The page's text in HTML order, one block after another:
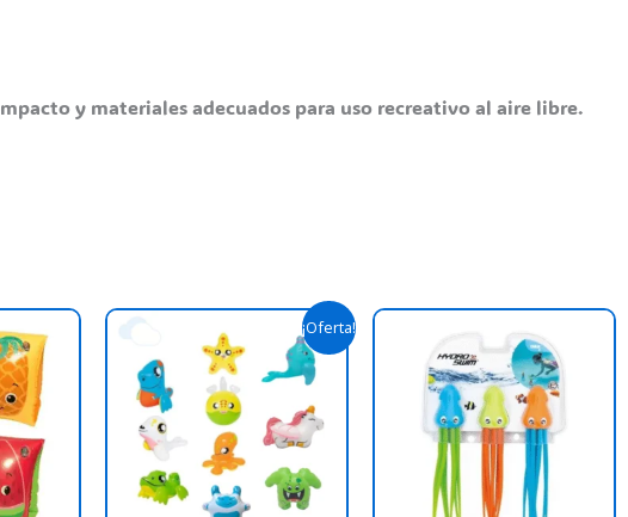
y materiales adecuados para uso recreativo al aire libre.
This
multiple
variants.
¡Oferta!
Original
price
was:
$ 5.200,00.
Current
price
is:
$ 4.990,00.